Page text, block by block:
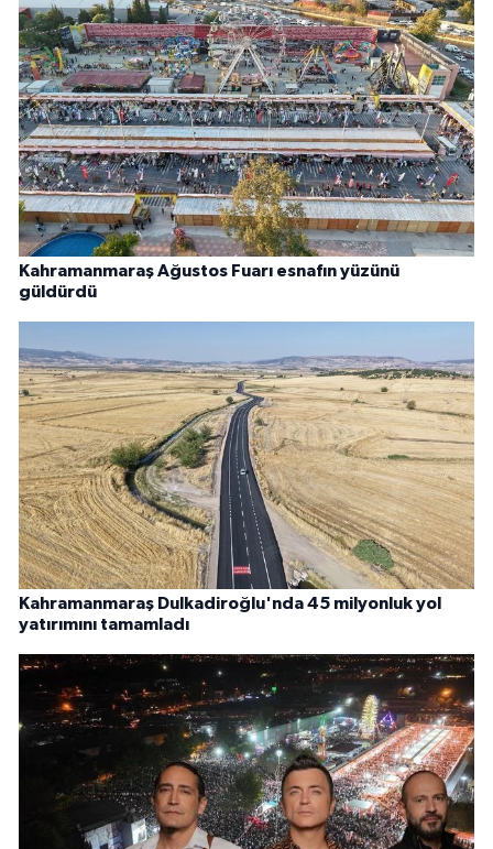
Kahramanmaraş Ağustos Fuarı esnafın yüzünü
güldürdü
Kahramanmaraş Dulkadiroğlu'nda 45 milyonluk yol
yatırımını tamamladı